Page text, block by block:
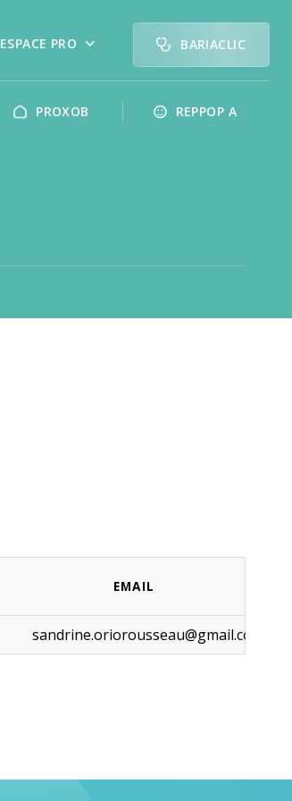
ESPACE PRO BARIACLIC
PROXOB REPPOP A
EMAIL
sandrine.oriorousseau@gmail.com